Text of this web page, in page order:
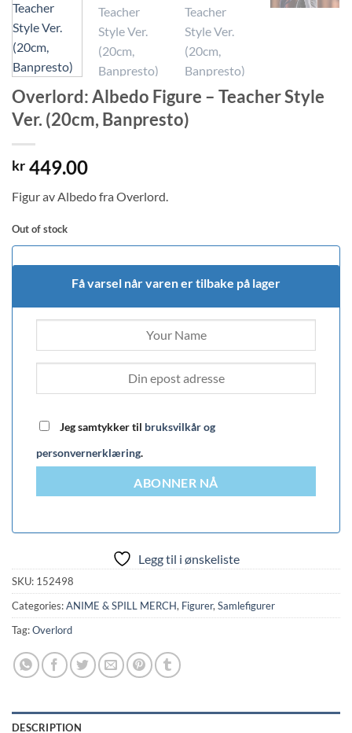
Overlord: Albedo Figure – Teacher Style
Ver. (20cm, Banpresto)
kr 449.00
Figur av Albedo fra Overlord.
Out of stock
Få varsel når varen er tilbake på lager
Jeg samtykker til bruksvilkår og
personvernerklæring.
ABONNER NÅ
Legg til i ønskeliste
SKU: 152498
Categories:ANIME & SPILL MERCH, Figurer, Samlefigurer
Tag:Overlord
DESCRIPTION